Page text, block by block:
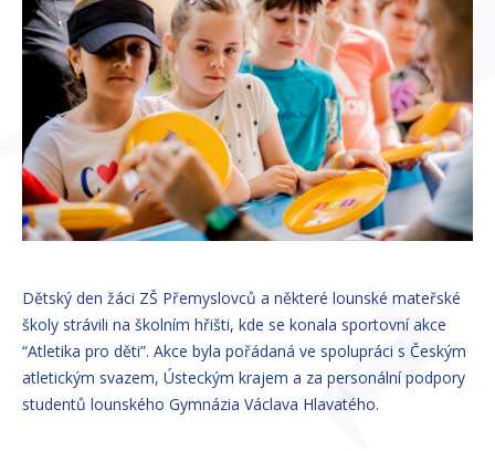
Dětský den žáci ZŠ Přemyslovců a některé lounské mateřské
školy strávili na školním hřišti, kde se konala sportovní akce
“Atletika pro děti”. Akce byla pořádaná ve spolupráci s Českým
atletickým svazem, Ústeckým krajem a za personální podpory
studentů lounského Gymnázia Václava Hlavatého.